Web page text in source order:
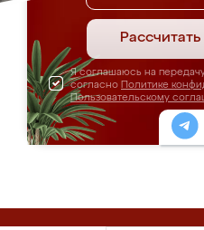
Я соглашаюсь на
согласно Политике
Пользовательскому